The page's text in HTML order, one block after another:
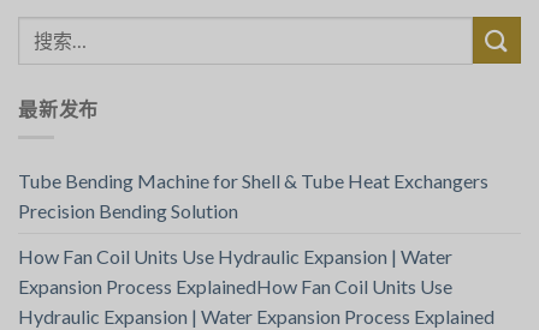
最新发布
Tube Bending Machine for Shell & Tube Heat Exchangers
Precision Bending Solution
How Fan Coil Units Use Hydraulic Expansion | Water
Expansion Process ExplainedHow Fan Coil Units Use
Hydraulic Expansion | Water Expansion Process Explained